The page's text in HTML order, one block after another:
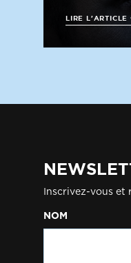
LIRE L'ARTICLE
Inscrivez-vous et
NOM